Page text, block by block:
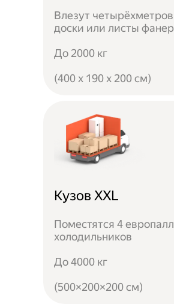
Влезут
доски или листы
До 2000 кг
(400 x 190 x 200 см)
Кузов XXL
Поместятся 4
холодильников
До 4000 кг
(500×200×200 см)